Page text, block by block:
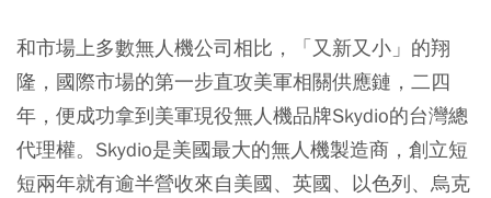
和市場上多數無人機公司相比，「又新又小」的翔
隆，國際市場的第一步直攻美軍相關供應鏈，二四
年，便成功拿到美軍現役無人機品牌Skydio的台灣總
代理權。Skydio是美國最大的無人機製造商，創立短
短兩年就有逾半營收來自美國、英國、以色列、烏克